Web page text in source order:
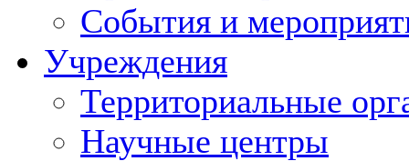
События и
Учреждения
Территориальные
Научные центры